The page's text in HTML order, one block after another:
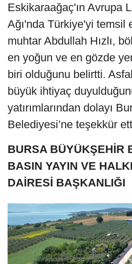
Eskikaraağaç'ın Avrupa
Ağı'nda Türkiye'yi temsil
muhtar Abdullah Hızlı,
en yoğun ve en gözde
biri olduğunu belirtti.
büyük ihtiyaç
yatırımlarından dolayı
Belediyesi’ne teşekkür
BURSA BÜYÜKŞEHİR
BASIN YAYIN VE
DAİRESİ BAŞKANLIĞI